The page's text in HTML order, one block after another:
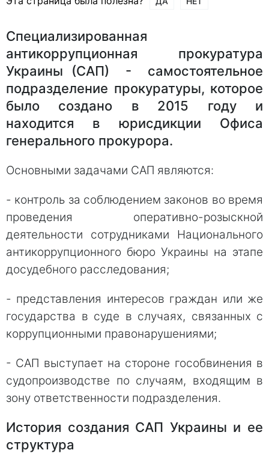
Специализированная
антикоррупционная прокуратура
Украины (САП) - самостоятельное
подразделение прокуратуры, которое
было создано в 2015 году и
находится в юрисдикции Офиса
генерального прокурора.
Основными задачами САП являются:
- контроль за соблюдением законов во время
проведения оперативно-розыскной
деятельности сотрудниками Национального
антикоррупционного бюро Украины на этапе
досудебного расследования;
- представления интересов граждан или же
государства в суде в случаях, связанных с
коррупционными правонарушениями;
- САП выступает на стороне гособвинения в
судопроизводстве по случаям, входящим в
зону ответственности подразделения.
История создания САП Украины и ее
структура